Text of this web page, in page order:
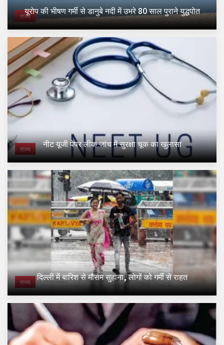
राज्ययूरोप की भीषण गर्मी से डानुबे नदी में उभरे 80 साल पुराने युद्धपोत
राज्य नीट यूजी पेपर लीक जांच में सुरक्षा चूक का खुलासा
राज्य दिल्ली में बारिश से मौसम सुहाना, लोगों को गर्मी से राहत